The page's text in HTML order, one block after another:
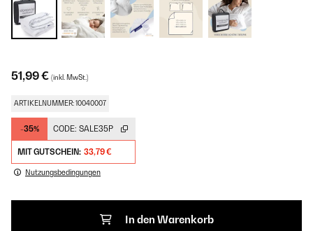
51,99 € (inkl. MwSt.)
ARTIKELNUMMER: 10040007
-35% CODE: SALE35P
MIT GUTSCHEIN: 33,79 €
Nutzungsbedingungen
In den Warenkorb